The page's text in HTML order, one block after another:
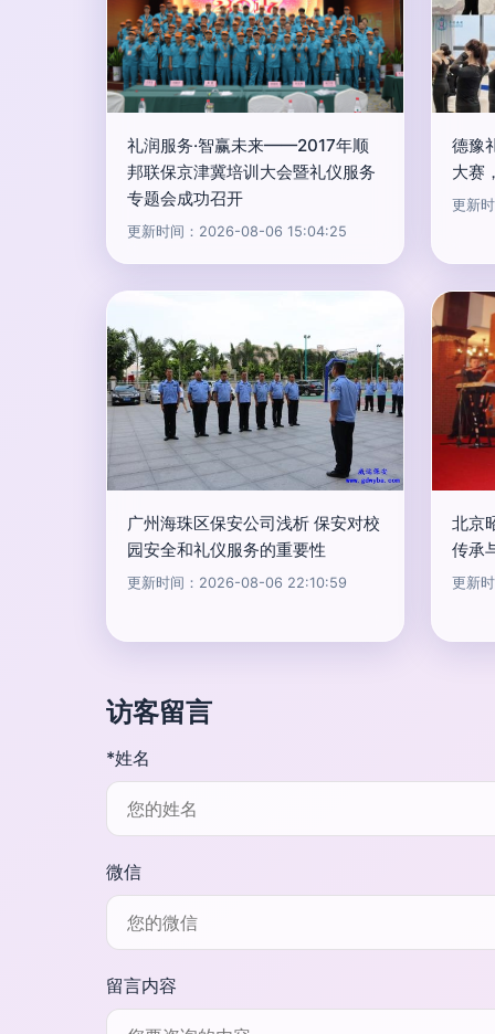
礼润服务·智赢未来——2017年顺
邦联保京津冀培训大会暨礼仪服务
专题会成功召开
更新时间：2026-08-06 15:04:25
德豫
大赛
更新
广州海珠区保安公司浅析 保安对校
园安全和礼仪服务的重要性
更新时间：2026-08-06 22:10:59
北京
传承
更新
访客留言
*姓名
微信
留言内容